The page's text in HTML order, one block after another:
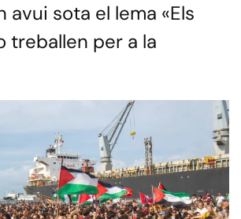
avui sota el lema «Els
treballen per a la